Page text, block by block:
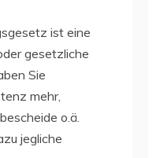
ist eine
gesetzliche
Sie
mehr,
o.ä.
jegliche